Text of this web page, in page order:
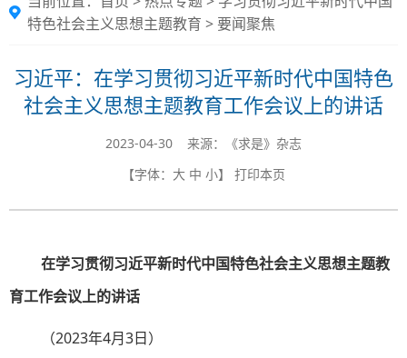
特色社会主义思想主题教育 > 要闻聚焦
习近平：在学习贯彻习近平新时代中国特色
社会主义思想主题教育工作会议上的讲话
2023-04-30 来源：​《求是》杂志
【字体： 大 中 小】 打印本页
在学习贯彻习近平新时代中国特色社会主义思想主题教
育工作会议上的讲话
（2023年4月3日）